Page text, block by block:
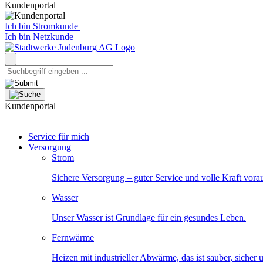
Kundenportal
Ich bin Stromkunde
Ich bin Netzkunde
Kundenportal
Service für mich
Versorgung
Strom
Sichere Versorgung – guter Service und volle Kraft
Wasser
Unser Wasser ist Grundlage für ein gesundes Leben.
Fernwärme
Heizen mit industrieller Abwärme, das ist sauber, sicher